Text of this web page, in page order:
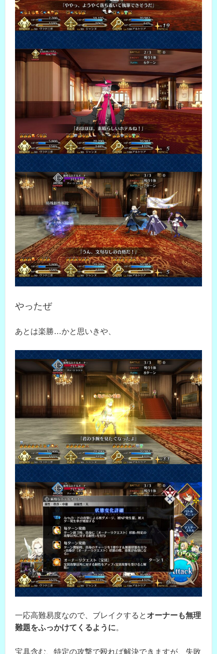
やったぜ
あとは楽勝…かと思いきや、
一応高難易度なので、ブレイクすると オーナーも無理
難題をふっかけてくるように。
宝具含む、特定の攻撃で殴れば解決できますが、失敗